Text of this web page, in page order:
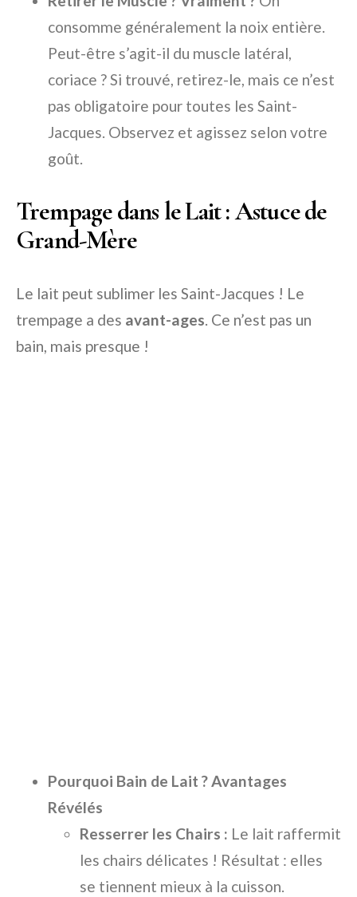
consomme généralement la noix entière.
Peut-être s’agit-il du muscle latéral,
coriace ? Si trouvé, retirez-le, mais ce n’est
pas obligatoire pour toutes les Saint-
Jacques. Observez et agissez selon votre
goût.
Trempage dans le Lait : Astuce de
Grand-Mère
Le lait peut sublimer les Saint-Jacques ! Le
trempage a des avant-ages. Ce n’est pas un
bain, mais presque !
Pourquoi Bain de Lait ? Avantages
Révélés
Resserrer les Chairs : Le lait raffermit
les chairs délicates ! Résultat : elles
se tiennent mieux à la cuisson.